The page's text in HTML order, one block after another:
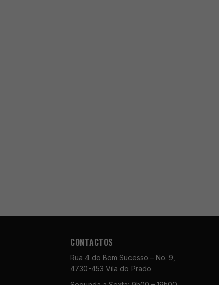
CONTACTOS
Rua 4 do Bom Sucesso – No. 9,
4730-453 Vila do Prado